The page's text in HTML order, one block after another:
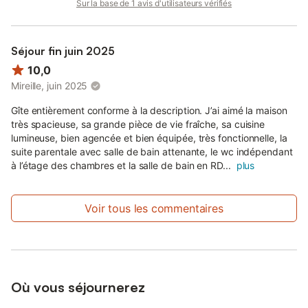
Sur la base de 1 avis d'utilisateurs vérifiés
Séjour fin juin 2025
10,0
Mireille, juin 2025
Gîte entièrement conforme à la description. J’ai aimé la maison
très spacieuse, sa grande pièce de vie fraîche, sa cuisine
lumineuse, bien agencée et bien équipée, très fonctionnelle, la
suite parentale avec salle de bain attenante, le wc indépendant
à l’étage des chambres et la salle de bain en RD... plus
Voir tous les commentaires
Où vous séjournerez